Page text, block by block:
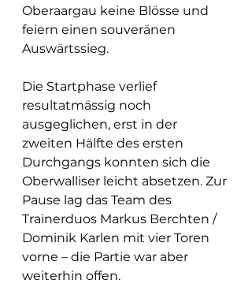
Oberaargau keine Blösse und
feiern einen souveränen
Auswärtssieg.
Die Startphase verlief
resultatmässig noch
ausgeglichen, erst in der
zweiten Hälfte des ersten
Durchgangs konnten sich die
Oberwalliser leicht absetzen. Zur
Pause lag das Team des
Trainerduos Markus Berchten /
Dominik Karlen mit vier Toren
vorne – die Partie war aber
weiterhin offen.